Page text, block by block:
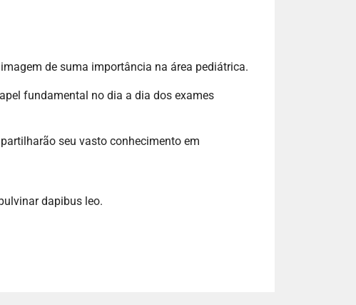
de suma importância na área pediátrica.
fundamental no dia a dia dos exames
seu vasto conhecimento em
dapibus leo.